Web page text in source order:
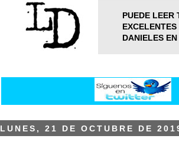
PUEDE LEER
DANIELES
LUNES, 21 DE OCTUBRE DE